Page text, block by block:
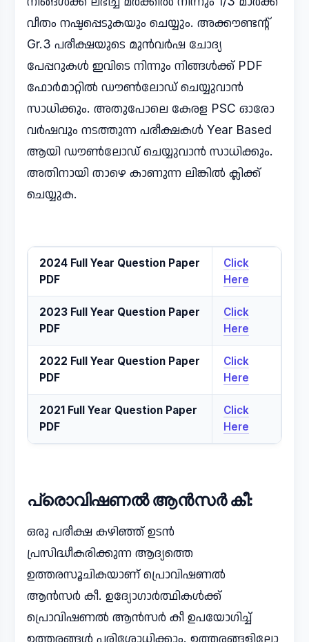
വീതം നഷ്ടപ്പെടുകയും ചെയ്യും. അക്കൗണ്ടന്റ്
Gr.3 പരീക്ഷയുടെ മുൻവർഷ ചോദ്യ
പേപ്പറുകൾ ഇവിടെ നിന്നും നിങ്ങൾക്ക് PDF
ഫോർമാറ്റിൽ ഡൗൺലോഡ് ചെയ്യുവാൻ
സാധിക്കും. അതുപോലെ കേരള PSC ഓരോ
വർഷവും നടത്തുന്ന പരീക്ഷകൾ Year Based
ആയി ഡൗൺലോഡ് ചെയ്യുവാൻ സാധിക്കും.
അതിനായി താഴെ കാണുന്ന ലിങ്കിൽ ക്ലിക്ക്
ചെയ്യുക.
2024 Full Year Question Paper
PDF
Click
Here
2023 Full Year Question Paper
PDF
Click
Here
2022 Full Year Question Paper
PDF
Click
Here
2021 Full Year Question Paper
PDF
Click
Here
പ്രൊവിഷണൽ ആൻസർ കീ:
ഒരു പരീക്ഷ കഴിഞ്ഞ് ഉടൻ
പ്രസിദ്ധീകരിക്കുന്ന ആദ്യത്തെ
ഉത്തരസൂചികയാണ് പ്രൊവിഷണൽ
ആൻസർ കീ. ഉദ്യോഗാർത്ഥികൾക്ക്
പ്രൊവിഷണൽ ആൻസർ കീ ഉപയോഗിച്ച്
ഉത്തരങ്ങൾ പരിശോധിക്കാം. ഉത്തരങ്ങളിലോ